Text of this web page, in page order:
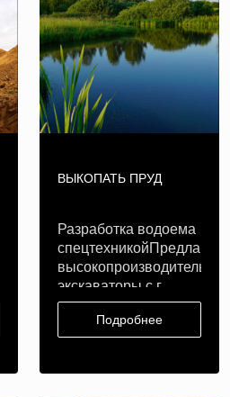
ВЫКОПАТЬ ПРУД
Разработка водоема
экскаваторы с г..
Подробнее